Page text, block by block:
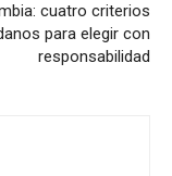
cuatro criterios
para elegir con
responsabilidad